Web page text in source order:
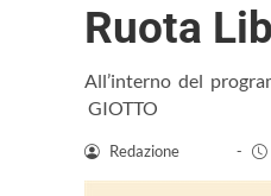
Ruota
All’interno del
GIOTTO
Redazione -